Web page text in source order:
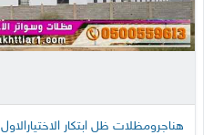
هناجرومظلات ظل ابتكار الاختيارالاول